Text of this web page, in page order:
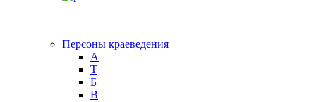
Персоны краеведения
А
T
Б
В